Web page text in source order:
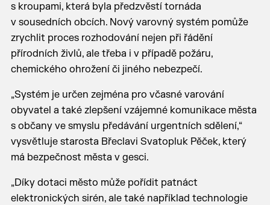
s kroupami, která byla předzvěstí tornáda
v sousedních obcích. Nový varovný systém pomůže
zrychlit proces rozhodování nejen při řádění
přírodních živlů, ale třeba i v případě požáru,
chemického ohrožení či jiného nebezpečí.
„Systém je určen zejména pro včasné varování
obyvatel a také zlepšení vzájemné komunikace města
s občany ve smyslu předávání urgentních sdělení,“
vysvětluje starosta Břeclavi Svatopluk Pěček, který
má bezpečnost města v gesci.
„Díky dotaci město může pořídit patnáct
elektronických sirén, ale také například technologie